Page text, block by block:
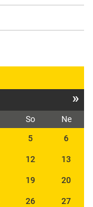
»
So
Ne
5 6
12 13
19 20
26 27